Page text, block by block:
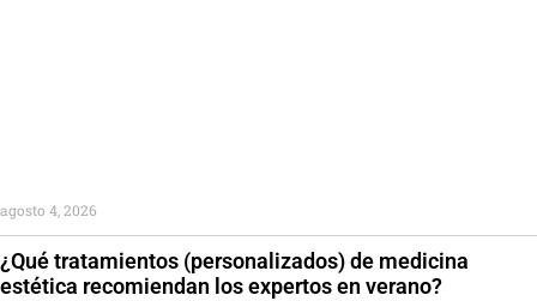
¿Qué tratamientos (personalizados) de medicina
estética recomiendan los expertos en verano?
agosto 4, 2026